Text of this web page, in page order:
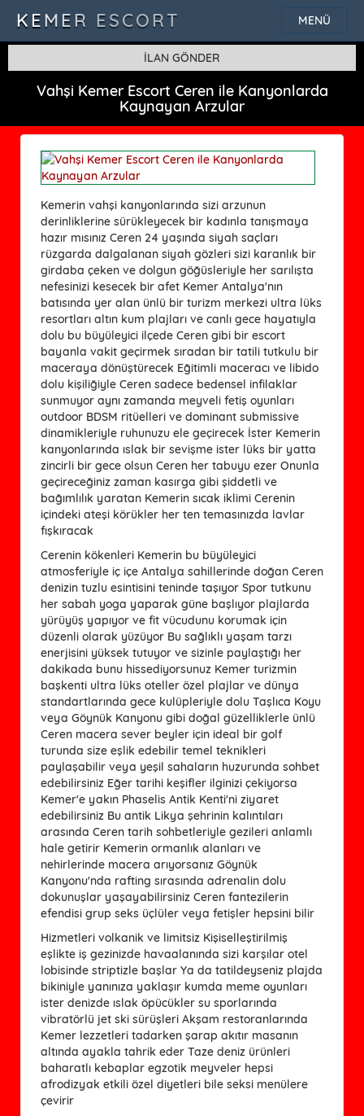
MENÜ
KEMER ESCORT
İLAN GÖNDER
Vahşi Kemer Escort Ceren ile Kanyonlarda
Kaynayan Arzular
Kemerin vahşi kanyonlarında sizi arzunun
derinliklerine sürükleyecek bir kadınla tanışmaya
hazır mısınız Ceren 24 yaşında siyah saçları
rüzgarda dalgalanan siyah gözleri sizi karanlık bir
girdaba çeken ve dolgun göğüsleriyle her sarılışta
nefesinizi kesecek bir afet Kemer Antalya'nın
batısında yer alan ünlü bir turizm merkezi ultra lüks
resortları altın kum plajları ve canlı gece hayatıyla
dolu bu büyüleyici ilçede Ceren gibi bir escort
bayanla vakit geçirmek sıradan bir tatili tutkulu bir
maceraya dönüştürecek Eğitimli maceracı ve libido
dolu kişiliğiyle Ceren sadece bedensel infilaklar
sunmuyor aynı zamanda meyveli fetiş oyunları
outdoor BDSM ritüelleri ve dominant submissive
dinamikleriyle ruhunuzu ele geçirecek İster Kemerin
kanyonlarında ıslak bir sevişme ister lüks bir yatta
zincirli bir gece olsun Ceren her tabuyu ezer Onunla
geçireceğiniz zaman kasırga gibi şiddetli ve
bağımlılık yaratan Kemerin sıcak iklimi Cerenin
içindeki ateşi körükler her ten temasınızda lavlar
fışkıracak
Cerenin kökenleri Kemerin bu büyüleyici
atmosferiyle iç içe Antalya sahillerinde doğan Ceren
denizin tuzlu esintisini teninde taşıyor Spor tutkunu
her sabah yoga yaparak güne başlıyor plajlarda
yürüyüş yapıyor ve fit vücudunu korumak için
düzenli olarak yüzüyor Bu sağlıklı yaşam tarzı
enerjisini yüksek tutuyor ve sizinle paylaştığı her
dakikada bunu hissediyorsunuz Kemer turizmin
başkenti ultra lüks oteller özel plajlar ve dünya
standartlarında gece kulüpleriyle dolu Taşlıca Koyu
veya Göynük Kanyonu gibi doğal güzelliklerle ünlü
Ceren macera sever beyler için ideal bir golf
turunda size eşlik edebilir temel teknikleri
paylaşabilir veya yeşil sahaların huzurunda sohbet
edebilirsiniz Eğer tarihi keşifler ilginizi çekiyorsa
Kemer'e yakın Phaselis Antik Kenti'ni ziyaret
edebilirsiniz Bu antik Likya şehrinin kalıntıları
arasında Ceren tarih sohbetleriyle gezileri anlamlı
hale getirir Kemerin ormanlık alanları ve
nehirlerinde macera arıyorsanız Göynük
Kanyonu'nda rafting sırasında adrenalin dolu
dokunuşlar yaşayabilirsiniz Ceren fantezilerin
efendisi grup seks üçlüler veya fetişler hepsini bilir
Hizmetleri volkanik ve limitsiz Kişiselleştirilmiş
eşlikte iş gezinizde havaalanında sizi karşılar otel
lobisinde striptizle başlar Ya da tatildeyseniz plajda
bikiniyle yanınıza yaklaşır kumda meme oyunları
ister denizde ıslak öpücükler su sporlarında
vibratörlü jet ski sürüşleri Akşam restoranlarında
Kemer lezzetleri tadarken şarap akıtır masanın
altında ayakla tahrik eder Taze deniz ürünleri
baharatlı kebaplar egzotik meyveler hepsi
afrodizyak etkili özel diyetleri bile seksi menülere
çevirir